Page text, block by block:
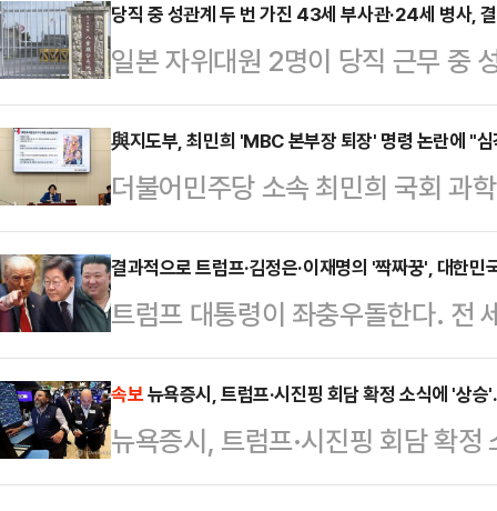
변씨는 지난 2023년 6월2일 지인
도 프놈펜 인근 칸달주의 한 공사장
태로 발견됐다.캄보디아 현지 경찰
체포했다. 이들은 변씨가 자신들이
던 중 발작을 일으켜 사망했으며 이
지만 시신 발견 …
당직 중 성관계 두 번 가진 43세 부사관·24세 병사,
일본 자위대원 2명이 당직 근무 중
받게 됐다.22일 오키나와타임즈
부사관 A(43·남)씨와 병사 B(24·
내렸다.제15고사특과연대 소속인
4일 당직 근무 중 부대에서 성관계
부대에 스스로 신고하면서 드러났
고 반성의 뜻을 나타내고 있다"고
與지도부, 최민희 'MBC 본부장 퇴장' 명령 논란에 "
더불어민주당 소속 최민희 국회 과
로 열린 MBC 국정감사에서 자신에
장시킨 데 대해 여당 내에서도 최
다. 하지만 최 위원장은 "필요하다
있다.문진석 민주당 원내운영수석
위원장과 관련된 논란에 대해 "원
"조만간 김병기 원내대표의 의견
의원도 이날 CBS …
결과적으로 트럼프·김정은·이재명의 '짝짜꿍', 대한민
트럼프 대통령이 좌충우돌한다. 전
한다. 이게 “미국을 다시 위대하게
국은 군사동맹일 뿐 아니라, 자유·
대적 영향을 미치는 미국과 함께 가
날까지 그렇게 해야 하고, 통일 자
속보뉴욕증시, 트럼프·시진핑 회담 확정 소식에 '
뉴욕증시, 트럼프·시진핑 회담 확